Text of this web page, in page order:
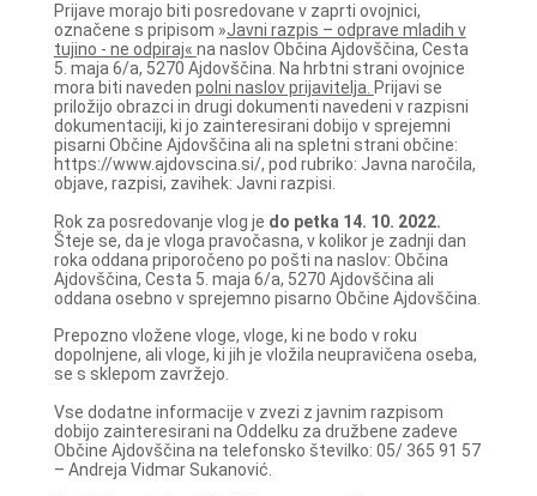
Prijave morajo biti posredovane v zaprti ovojnici,
označene s pripisom »Javni razpis – odprave mladih v
tujino - ne odpiraj« na naslov Občina Ajdovščina, Cesta
5. maja 6/a, 5270 Ajdovščina. Na hrbtni strani ovojnice
mora biti naveden polni naslov prijavitelja. Prijavi se
priložijo obrazci in drugi dokumenti navedeni v razpisni
dokumentaciji, ki jo zainteresirani dobijo v sprejemni
pisarni Občine Ajdovščina ali na spletni strani občine:
https://www.ajdovscina.si/, pod rubriko: Javna naročila,
objave, razpisi, zavihek: Javni razpisi.
Rok za posredovanje vlog je do petka 14. 10. 2022.
Šteje se, da je vloga pravočasna, v kolikor je zadnji dan
roka oddana priporočeno po pošti na naslov: Občina
Ajdovščina, Cesta 5. maja 6/a, 5270 Ajdovščina ali
oddana osebno v sprejemno pisarno Občine Ajdovščina.
Prepozno vložene vloge, vloge, ki ne bodo v roku
dopolnjene, ali vloge, ki jih je vložila neupravičena oseba,
se s sklepom zavržejo.
Vse dodatne informacije v zvezi z javnim razpisom
dobijo zainteresirani na Oddelku za družbene zadeve
Občine Ajdovščina na telefonsko številko: 05/ 365 91 57
– Andreja Vidmar Sukanović.